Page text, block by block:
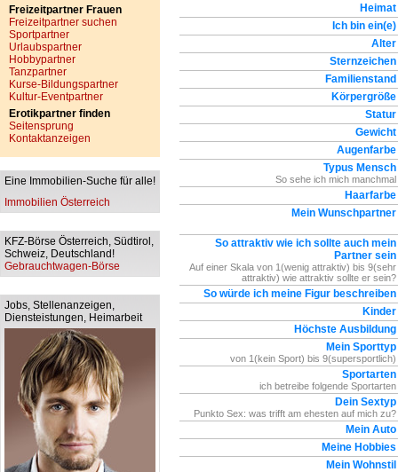
Freizeitpartner Frauen
Freizeitpartner suchen
Sportpartner
Urlaubspartner
Hobbypartner
Tanzpartner
Kurse-Bildungspartner
Kultur-Eventpartner
Erotikpartner finden
Seitensprung
Kontaktanzeigen
Eine Immobilien-Suche für alle!
Immobilien Österreich
KFZ-Börse Österreich, Südtirol,
Schweiz, Deutschland!
Gebrauchtwagen-Börse
Jobs, Stellenanzeigen,
Diensteistungen, Heimarbeit
Heimat
Ich bin ein(e)
Alter
Sternzeichen
Familienstand
Körpergröße
Statur
Gewicht
Augenfarbe
Typus Mensch
So sehe ich mich manchmal
Haarfarbe
Mein Wunschpartner
So attraktiv wie ich sollte auch mein
Partner sein
Auf einer Skala von 1(wenig attraktiv) bis 9(sehr
attraktiv) wie attraktiv sollte er sein?
So würde ich meine Figur beschreiben
Kinder
Höchste Ausbildung
Mein Sporttyp
von 1(kein Sport) bis 9(supersportlich)
Sportarten
ich betreibe folgende Sportarten
Dein Sextyp
Punkto Sex: was trifft am ehesten auf mich zu?
Mein Auto
Meine Hobbies
Mein Wohnstil